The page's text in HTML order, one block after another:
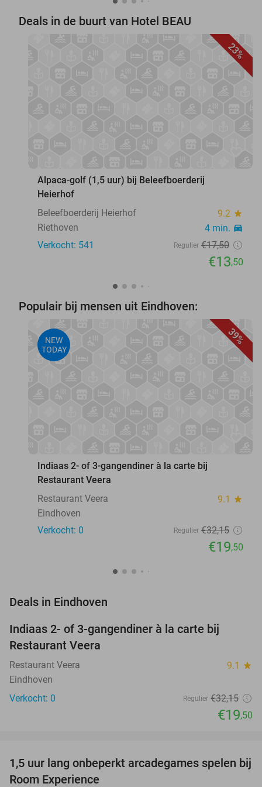
Deals in de buurt van Hotel BEAU
23%
Alpaca-golf (1,5 uur) bij Beleefboerderij
Heierhof
Beleefboerderij Heierhof
9.2 star
Riethoven 4 min. directions_car
Verkocht: 541 Regulier €17,50
€13,50
Populair bij mensen uit Eindhoven:
39%
NEW
TODAY
Indiaas 2- of 3-gangendiner à la carte bij
Restaurant Veera
Restaurant Veera
9.1 star
Eindhoven
Verkocht: 0
Regulier €32,15
€19,50
Deals in Eindhoven
TODAY
Indiaas 2- of 3-gangendiner à la carte bij
Restaurant Veera
Restaurant Veera 9.1 star
Eindhoven
Verkocht: 0
Regulier €32,15
€19,50
46%
TODAY
1,5 uur lang onbeperkt arcadegames spelen bij
Room Experience